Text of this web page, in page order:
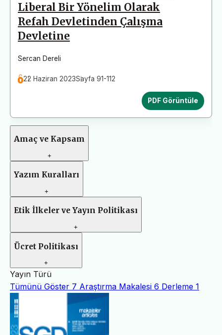
Liberal Bir Yönelim Olarak
Refah Devletinden Çalışma
Devletine
Sercan Dereli
22 Haziran 2023Sayfa 91-112
PDF Görüntüle
Amaç ve Kapsam
+
Yazım Kuralları
+
Etik İlkeler ve Yayın Politikası
+
Ücret Politikası
+
Yayın Türü
Tümünü Göster 7 Araştırma Makalesi 6 Derleme 1